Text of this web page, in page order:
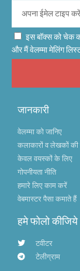
इस बॉक्स को चेक
और मैं वेलम्मा मेलिंग
जानकारी
वेलम्मा को जानिए
कलाकारों व लेखकों की
केवल वयस्कों के लिए
गोपनीयता नीति
हमारे लिए काम करें
वेबमास्टर पैसा कमाते हैं
हमे फोलो कीजिये
टवीटर
टेलीग्राम